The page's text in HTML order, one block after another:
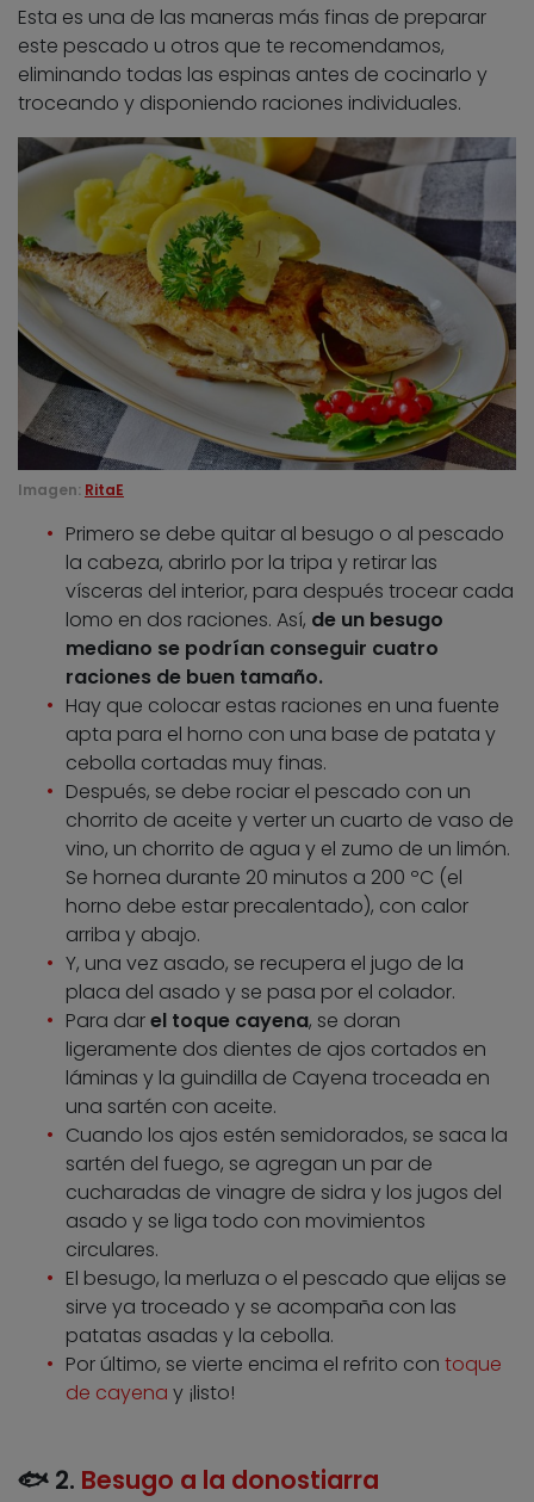
Esta es una de las maneras más finas de preparar
este pescado u otros que te recomendamos,
eliminando todas las espinas antes de cocinarlo y
troceando y disponiendo raciones individuales.
Imagen: RitaE
Primero se debe quitar al besugo o al pescado
la cabeza, abrirlo por la tripa y retirar las
vísceras del interior, para después trocear cada
lomo en dos raciones. Así, de un besugo
mediano se podrían conseguir cuatro
raciones de buen tamaño.
Hay que colocar estas raciones en una fuente
apta para el horno con una base de patata y
cebolla cortadas muy finas.
Después, se debe rociar el pescado con un
chorrito de aceite y verter un cuarto de vaso de
vino, un chorrito de agua y el zumo de un limón.
Se hornea durante 20 minutos a 200 ºC (el
horno debe estar precalentado), con calor
arriba y abajo.
Y, una vez asado, se recupera el jugo de la
placa del asado y se pasa por el colador.
Para darel toque cayena, se doran
ligeramente dos dientes de ajos cortados en
láminas y la guindilla de Cayena troceada en
una sartén con aceite.
Cuando los ajos estén semidorados, se saca la
sartén del fuego, se agregan un par de
cucharadas de vinagre de sidra y los jugos del
asado y se liga todo con movimientos
circulares.
El besugo, la merluza o el pescado que elijas se
sirve ya troceado y se acompaña con las
patatas asadas y la cebolla.
Por último, se vierte encima el refrito con toque
de cayena y ¡listo!
🐟 2. Besugo a la donostiarra